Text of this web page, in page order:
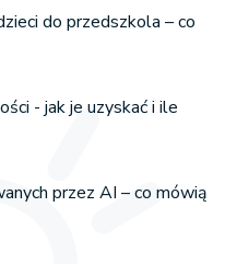
do przedszkola – co
- jak je uzyskać i ile
przez AI – co mówią